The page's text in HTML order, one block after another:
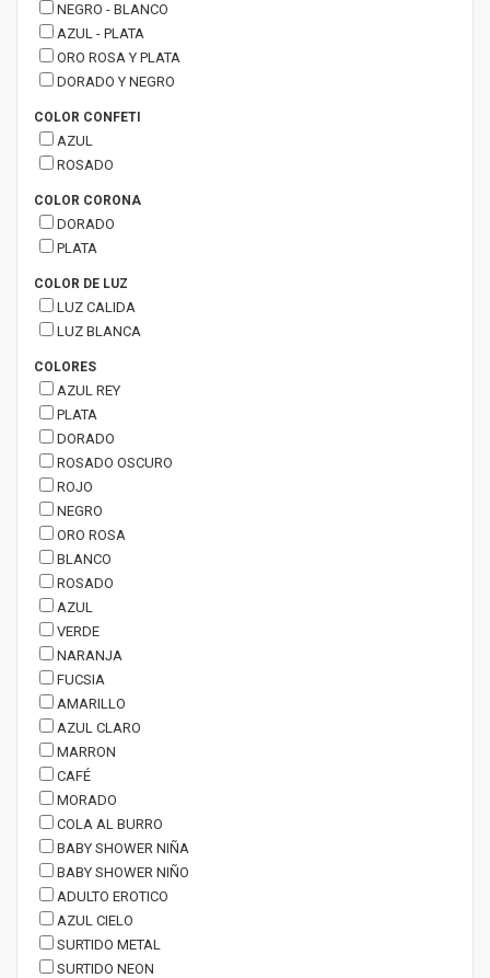
NEGRO - BLANCO
AZUL - PLATA
ORO ROSA Y PLATA
DORADO Y NEGRO
COLOR CONFETI
AZUL
ROSADO
COLOR CORONA
DORADO
PLATA
COLOR DE LUZ
LUZ CALIDA
LUZ BLANCA
COLORES
AZUL REY
PLATA
DORADO
ROSADO OSCURO
ROJO
NEGRO
ORO ROSA
BLANCO
ROSADO
AZUL
VERDE
NARANJA
FUCSIA
AMARILLO
AZUL CLARO
MARRON
CAFÉ
MORADO
COLA AL BURRO
BABY SHOWER NIÑA
BABY SHOWER NIÑO
ADULTO EROTICO
AZUL CIELO
SURTIDO METAL
SURTIDO NEON